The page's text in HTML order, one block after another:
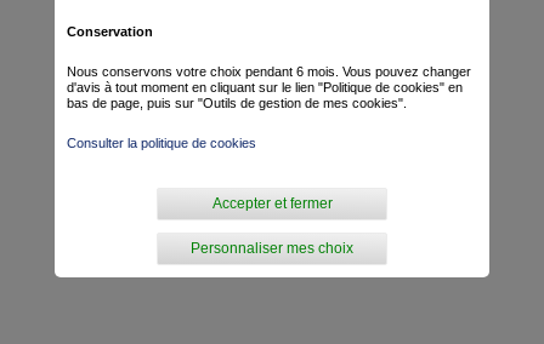
Conservation
Nous conservons votre choix pendant 6 mois. Vous pouvez changer
d'avis à tout moment en cliquant sur le lien "Politique de cookies" en
bas de page, puis sur "Outils de gestion de mes cookies".
Consulter la politique de cookies
Personnaliser mes choix
Accepter et fermer